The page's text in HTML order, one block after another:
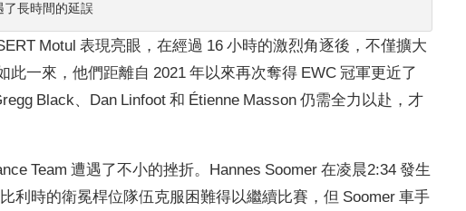
了長時間的延誤
Motul 表現亮眼，在經過 16 小時的激烈角逐後，不僅擴大
此一來，他們距離自 2021 年以來再次奪得 EWC 冠軍更近了
Black、 Dan Linfoot 和 Étienne Masson 仍需全力以赴， 才
Team 遭遇了不小的挫折。 Hannes Soomer 在凌晨2:34 發生
利時的衛冕桿位隊伍克服困難得以繼續比賽，但 Soomer 車手